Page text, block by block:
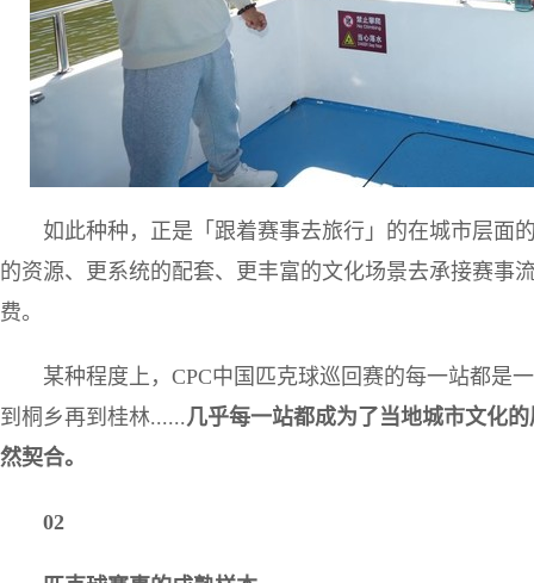
如此种种，正是「跟着赛事去旅行」的在城市层面
的资源、更系统的配套、更丰富的文化场景去承接赛事
费。
某种程度上，CPC中国匹克球巡回赛的每一站都是
到桐乡再到桂林......几乎每一站都成为了当地城市文化
然契合。
02